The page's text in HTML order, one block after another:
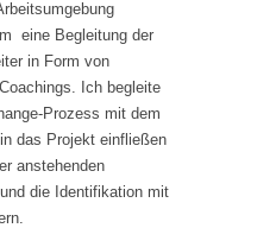
eine Begleitung der
in Form von
Ich begleite
Prozess mit dem
das Projekt einfließen
anstehenden
die Identifikation mit